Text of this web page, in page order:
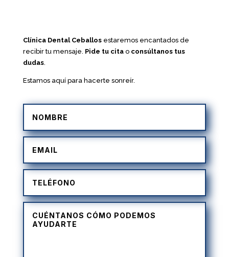
Clínica Dental Ceballosestaremos encantados de
recibir tu mensaje. Pide tu citao consúltanos tus
dudas.
Estamos aquí para hacerte sonreír.